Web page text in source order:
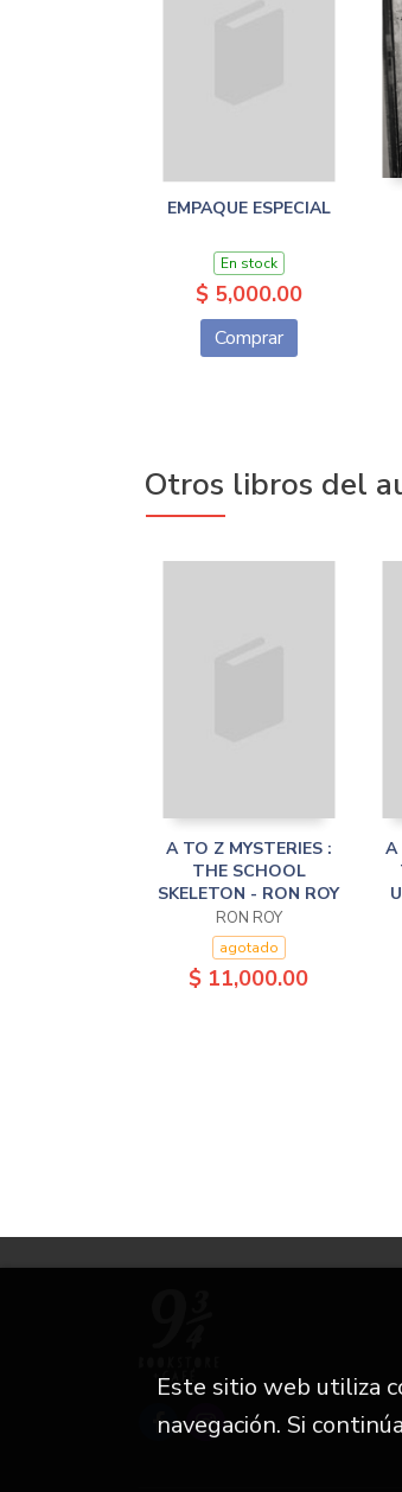
EMPAQUE ESPECIAL
En stock
$ 5,000.00
Comprar
Otros libros del
A TO Z MYSTERIES :
THE SCHOOL
SKELETON - RON ROY
RON ROY
agotado
$ 11,000.00
A
Este sitio web utiliza
navegación. Si